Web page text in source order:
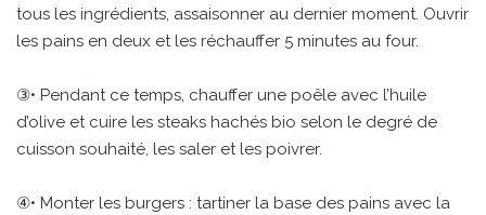
tous les ingrédients, assaisonner au dernier moment. Ouvrir
les pains en deux et les réchauffer 5 minutes au four.
③• Pendant ce temps, chauffer une poêle avec l’huile
d’olive et cuire les steaks hachés bio selon le degré de
cuisson souhaité, les saler et les poivrer.
④• Monter les burgers : tartiner la base des pains avec la